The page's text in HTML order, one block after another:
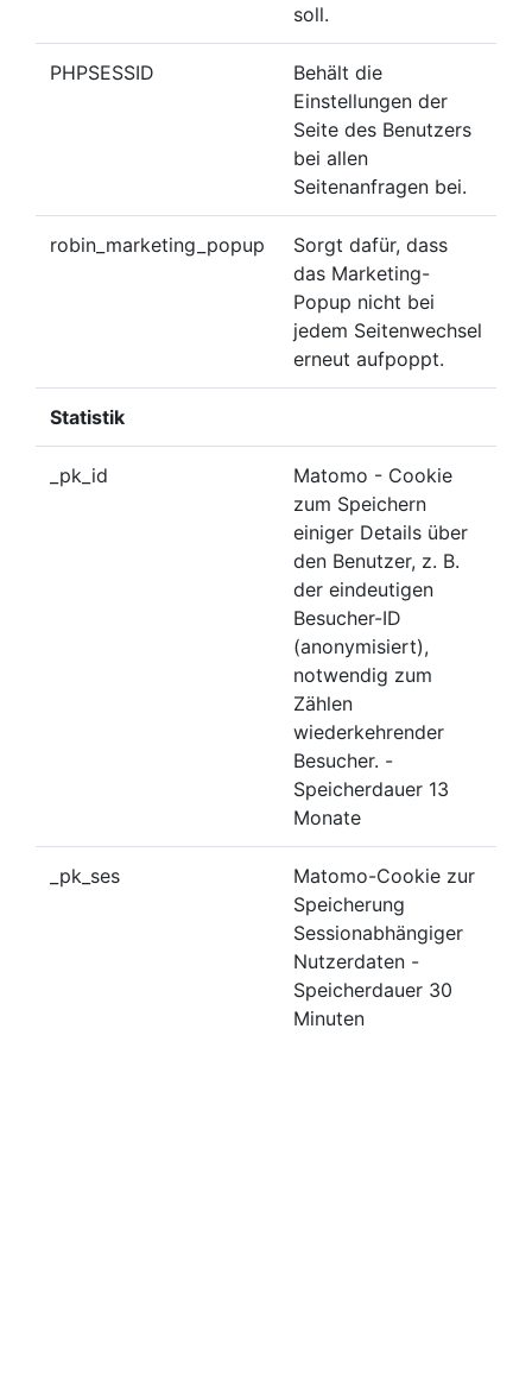
soll.
PHPSESSID
Behält die
Einstellungen der
Seite des Benutzers
bei allen
Seitenanfragen bei.
robin_marketing_popup
Sorgt dafür, dass
das Marketing-
Popup nicht bei
jedem Seitenwechsel
erneut aufpoppt.
Statistik
_pk_id
Matomo - Cookie
zum Speichern
einiger Details über
den Benutzer, z. B.
der eindeutigen
Besucher-ID
(anonymisiert),
notwendig zum
Zählen
wiederkehrender
Besucher. -
Speicherdauer 13
Monate
_pk_ses
Matomo-Cookie zur
Speicherung
Sessionabhängiger
Nutzerdaten -
Speicherdauer 30
Minuten